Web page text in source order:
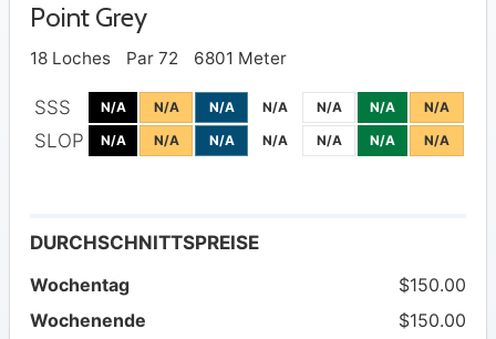
Point Grey
18 Loches Par 72 6801 Meter
SSS N/A N/A N/A N/A N/A N/A N/A
SLOP N/A N/A N/A N/A N/A N/A N/A
DURCHSCHNITTSPREISE
Wochentag
$150.00
Wochenende
$150.00